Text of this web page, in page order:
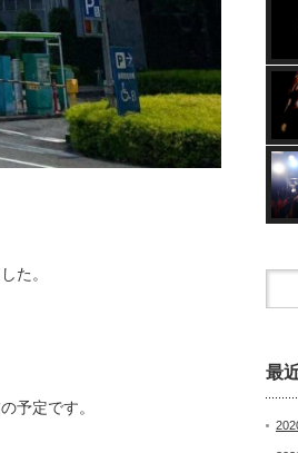
た。
予定です。
最